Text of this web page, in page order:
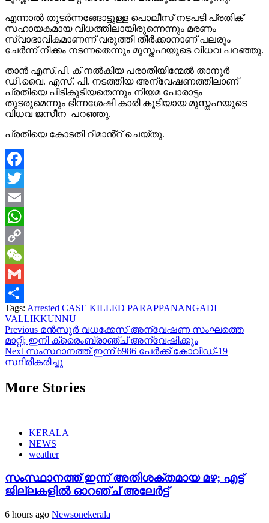
എന്നാൽ തുടർന്നങ്ങോട്ടുള്ള പൊലീസ് നടപടി പ്രതിക്
സഹായകമായ വിധത്തിലായിരുന്നെന്നും മരണം
സ്വാഭാവികമാണന്ന് വരുത്തി തീർക്കാനാണ് പലരും
ചേർന്ന് നീക്കം നടന്നതെന്നും മുസ്തഫയുടെ വിധവ പറഞ്ഞു.
താൻ എസ്.പി. ക് നൽകിയ പരാതിയിന്മേൽ താനൂർ
ഡി.വൈ. എസ്. പി. നടത്തിയ അന്വേഷണത്തിലാണ്
പ്രതിയെ പിടികൂടിയതെന്നും നിയമ പോരാട്ടം
തുടരുമെന്നും ഭിന്നശേഷി കാരി കൂടിയായ മുസ്തഫയുടെ
വിധവ ജസീന പറഞ്ഞു.
പ്രതിയെ കോടതി റിമാൻ്റ് ചെയ്തു.
Facebook
Twitter
Email
WhatsApp
Copy
Link
WeChat
Gmail
Share
Tags: Arrested CASE KILLED PARAPPANANGADI
VALLIKKUNNU
Continue
Reading
Previous മന്‍സൂര്‍ വധക്കേസ് അന്വേഷണ സംഘത്തെ
മാറ്റി; ഇനി ക്രൈംബ്രാഞ്ച് അന്വേഷിക്കും
Next സംസ്ഥാനത്ത് ഇന്ന് 6986 പേര്‍ക്ക് കോവിഡ്-19
സ്ഥിരീകരിച്ചു
More Stories
KERALA
NEWS
weather
സംസ്ഥാനത്ത് ഇന്ന് അതിശക്തമായ മഴ; എട്ട്
ജില്ലകളിൽ ഓറഞ്ച് അലേര്‍ട്ട്
6 hours ago Newsonekerala